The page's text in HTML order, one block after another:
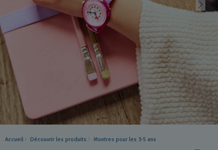
Accueil Découvrir les produits Montres pour les 3-5 ans